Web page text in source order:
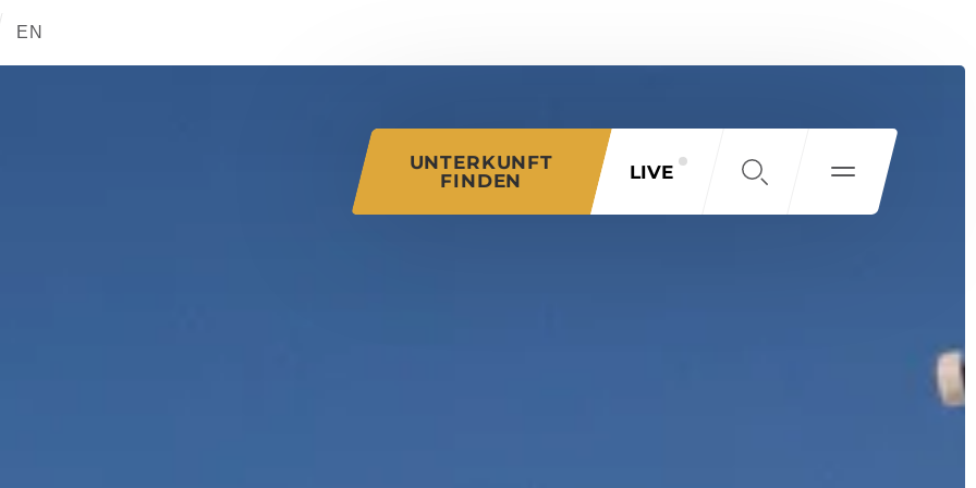
EN
UNTERKUNFT
FINDEN
LIVE